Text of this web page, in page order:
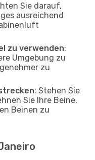
Sie darauf,
ausreichend
zu verwenden:
Umgebung zu
zu
: Stehen Sie
Sie Ihre Beine,
Beinen zu